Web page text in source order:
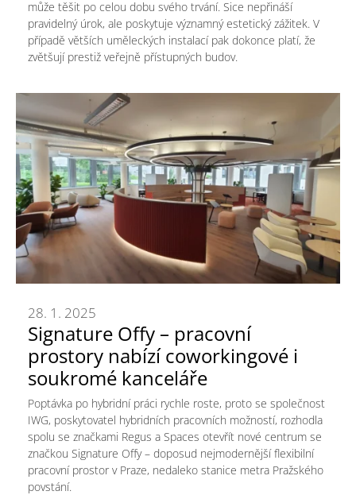
může těšit po celou dobu svého trvání. Sice nepřináší
pravidelný úrok, ale poskytuje významný estetický zážitek. V
případě větších uměleckých instalací pak dokonce platí, že
zvětšují prestiž veřejně přístupných budov.
Signature Offy – pracovní
prostory nabízí coworkingové i
soukromé kanceláře
28. 1. 2025
Poptávka po hybridní práci rychle roste, proto se společnost
IWG, poskytovatel hybridních pracovních možností, rozhodla
spolu se značkami Regus a Spaces otevřít nové centrum se
značkou Signature Offy – doposud nejmodernější flexibilní
pracovní prostor v Praze, nedaleko stanice metra Pražského
povstání.